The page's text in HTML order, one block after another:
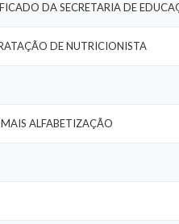
DA SECRETARIA DE
DE NUTRICIONISTA
ALFABETIZAÇÃO